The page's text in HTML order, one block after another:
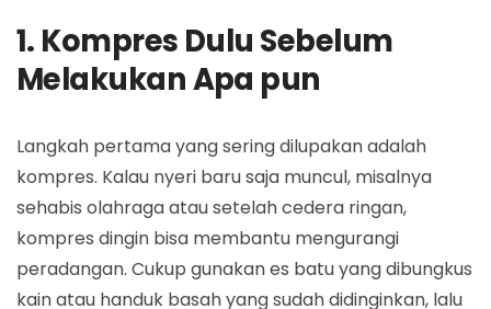
1. Kompres Dulu Sebelum
Melakukan Apa pun
Langkah pertama yang sering dilupakan adalah
kompres. Kalau nyeri baru saja muncul, misalnya
sehabis olahraga atau setelah cedera ringan,
kompres dingin bisa membantu mengurangi
peradangan. Cukup gunakan es batu yang dibungkus
kain atau handuk basah yang sudah didinginkan, lalu